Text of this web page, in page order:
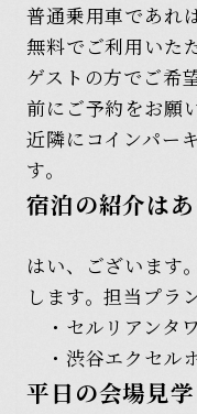
普通乗用車であれ
無料でご利用いた
ゲストの方でご希
前にご予約をお願
近隣にコインパー
す。
宿泊の紹介は
はい、ございます
します。担当プラ
・セルリアンタ
・渋谷エクセル
平日の会場見